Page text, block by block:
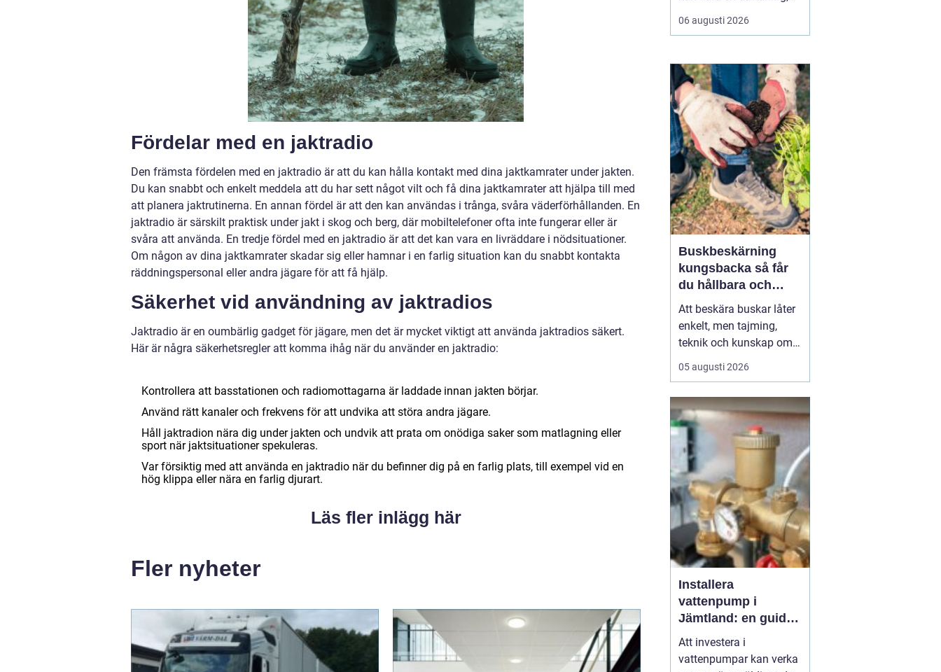
Fördelar med en jaktradio
Den främsta fördelen med en jaktradio är att du kan hålla kontakt med dina jaktkamrater under jakten.
Du kan snabbt och enkelt meddela att du har sett något vilt och få dina jaktkamrater att hjälpa till med
att planera jaktrutinerna. En annan fördel är att den kan användas i trånga, svåra väderförhållanden. En
jaktradio är särskilt praktisk under jakt i skog och berg, där mobiltelefoner ofta inte fungerar eller är
svåra att använda. En tredje fördel med en jaktradio är att det kan vara en livräddare i nödsituationer.
Om någon av dina jaktkamrater skadar sig eller hamnar i en farlig situation kan du snabbt kontakta
räddningspersonal eller andra jägare för att få hjälp.
Säkerhet vid användning av jaktradios
Jaktradio är en oumbärlig gadget för jägare, men det är mycket viktigt att använda jaktradios säkert.
Här är några säkerhetsregler att komma ihåg när du använder en jaktradio:
Kontrollera att basstationen och radiomottagarna är laddade innan jakten börjar.
Använd rätt kanaler och frekvens för att undvika att störa andra jägare.
Håll jaktradion nära dig under jakten och undvik att prata om onödiga saker som matlagning eller
sport när jaktsituationer spekuleras.
Var försiktig med att använda en jaktradio när du befinner dig på en farlig plats, till exempel vid en
hög klippa eller nära en farlig djurart.
Läs fler inlägg här
Fler nyheter
men det är också en
möjlighet att skapa ett
Många faktorer spelar in
när man ska välja rätt
ställe f&oum...
06 augusti 2026
Buskbeskärning
kungsbacka så får
du hållbara och
vackra buskar året
runt
Att beskära buskar låter
enkelt, men tajming,
teknik och kunskap om
varje arts behov avgör
resultatet. I Kungsbacka,
och ibland tunga
snölaster, ställs lite extra
krav på både planering
och utförande. Rätt
beskärning ger friskar...
05 augusti 2026
Installera
vattenpump i
Jämtland: en guide
till hållbara och
effektiva lösningar
Att investera i
vattenpumpar kan verka